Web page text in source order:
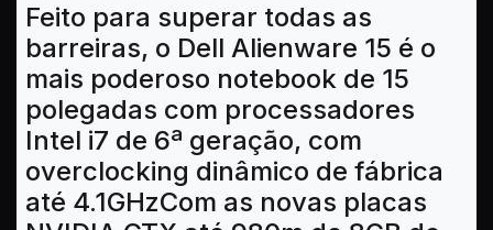
Feito para superar todas as
barreiras, o Dell Alienware 15 é o
mais poderoso notebook de 15
polegadas com processadores
Intel i7 de 6ª geração, com
overclocking dinâmico de fábrica
até 4.1GHzCom as novas placas